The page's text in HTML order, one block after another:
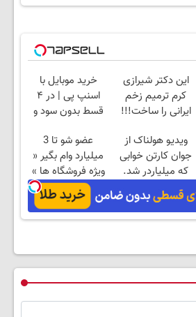
این دکتر شیرازی
کرم ترمیم زخم
ایرانی را ساخت!!!
خرید موبایل با
اسنپ پی | در ۴
قسط بدون سود و
ویدیو هولناک از
جوان کارتن خوابی
که میلیاردر شد.
آموزش رایگان
عضو شو تا 3
میلیارد وام بگیر «
ویژه فروشگاه ها »